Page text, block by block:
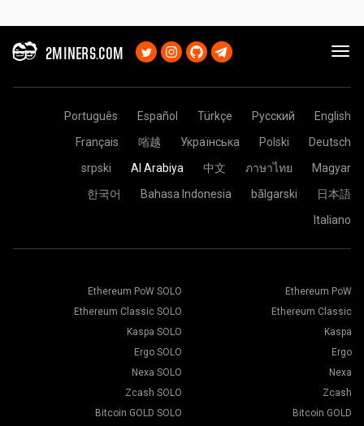
2MINERS.COM
English
Русский
Türkçe
Español
Português
Deutsch
Polski
Українська
㗂越
Français
Magyar
ภาษาไทย
中文
Al Arabiya
srpski
日本語
bãlgarski
Bahasa Indonesia
한국어
Italiano
Ethereum PoW
Ethereum Classic
Kaspa
Ergo
Nexa
Zcash
Bitcoin GOLD
Ethereum PoW SOLO
Ethereum Classic SOLO
Kaspa SOLO
Ergo SOLO
Nexa SOLO
Zcash SOLO
Bitcoin GOLD SOLO